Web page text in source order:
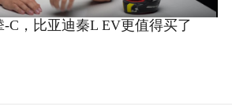
C，比亚迪秦L EV更值得买了